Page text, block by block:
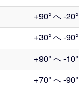
+90° へ -20°
+30° へ -90°
+90° へ -10°
+70° へ -90°